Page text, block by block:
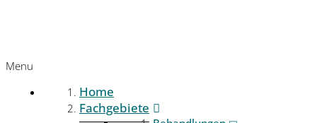
Menu
Home
Fachgebiete